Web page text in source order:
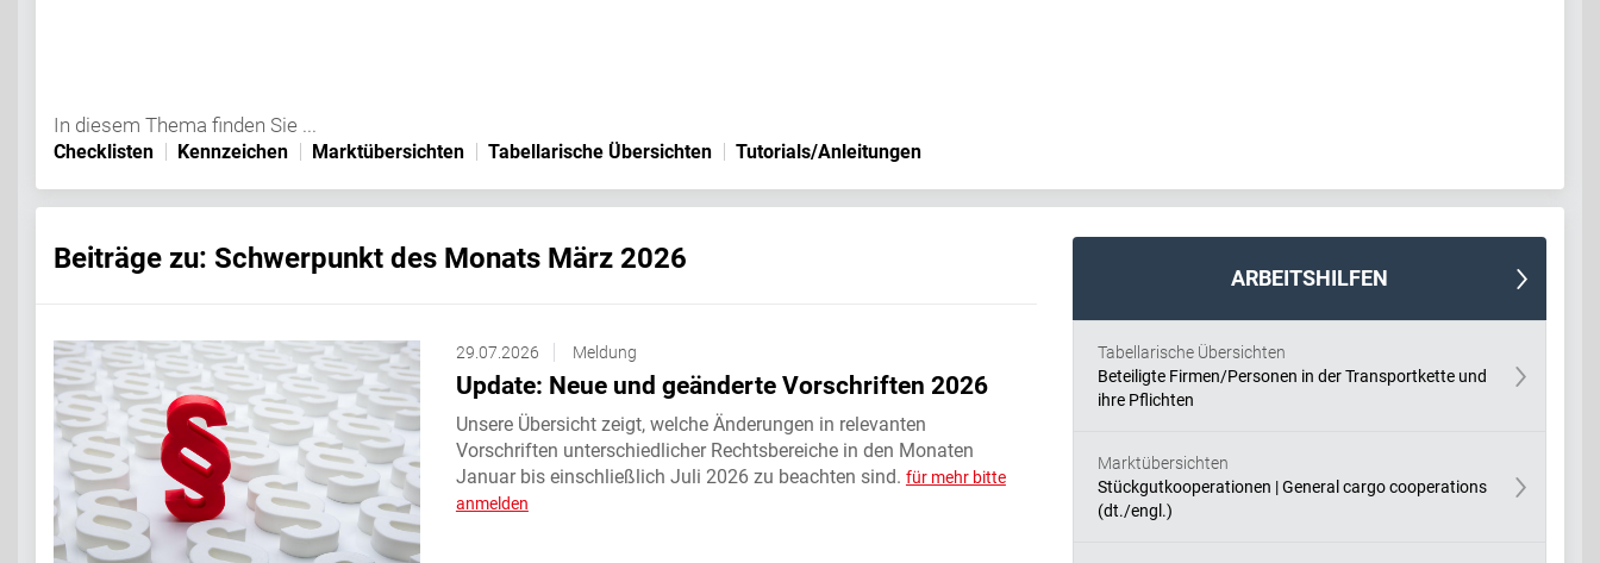
In diesem Thema finden Sie ...
Checklisten Kennzeichen Marktübersichten Tabellarische Übersichten Tutorials/Anleitungen
Beiträge zu: Schwerpunkt des Monats März 2026
29.07.2026 Meldung
Update: Neue und geänderte Vorschriften 2026
Unsere Übersicht zeigt, welche Änderungen in relevanten
Vorschriften unterschiedlicher Rechtsbereiche in den Monaten
Januar bis einschließlich Juli 2026 zu beachten sind. für mehr bitte
anmelden
ARBEITSHILFEN
Tabellarische Übersichten
Beteiligte Firmen/Personen in der Transportkette und
ihre Pflichten
Marktübersichten
Stückgutkooperationen | General cargo cooperations
(dt./engl.)